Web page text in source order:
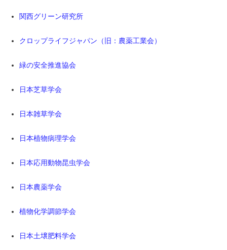
関西グリーン研究所
クロップライフジャパン（旧：農薬工業会）
緑の安全推進協会
日本芝草学会
日本雑草学会
日本植物病理学会
日本応用動物昆虫学会
日本農薬学会
植物化学調節学会
日本土壌肥料学会